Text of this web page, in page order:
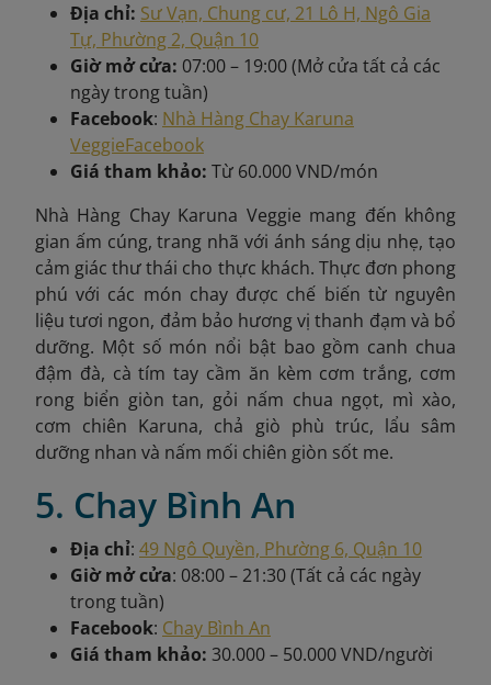
Địa chỉ: Sư Vạn, Chung cư, 21 Lô H, Ngô Gia
Tự, Phường 2, Quận 10
Giờ mở cửa: 07:00 – 19:00 (Mở cửa tất cả các
ngày trong tuần)
Facebook: Nhà Hàng Chay Karuna
VeggieFacebook
Giá tham khảo: Từ 60.000 VND/món
Nhà Hàng Chay Karuna Veggie mang đến không
gian ấm cúng, trang nhã với ánh sáng dịu nhẹ, tạo
cảm giác thư thái cho thực khách. Thực đơn phong
phú với các món chay được chế biến từ nguyên
liệu tươi ngon, đảm bảo hương vị thanh đạm và bổ
dưỡng. Một số món nổi bật bao gồm canh chua
đậm đà, cà tím tay cầm ăn kèm cơm trắng, cơm
rong biển giòn tan, gỏi nấm chua ngọt, mì xào,
cơm chiên Karuna, chả giò phù trúc, lẩu sâm
dưỡng nhan và nấm mối chiên giòn sốt me.
5. Chay Bình An
Địa chỉ: 49 Ngô Quyền, Phường 6, Quận 10
Giờ mở cửa: 08:00 – 21:30 (Tất cả các ngày
trong tuần)
Facebook: Chay Bình An
Giá tham khảo: 30.000 – 50.000 VND/người